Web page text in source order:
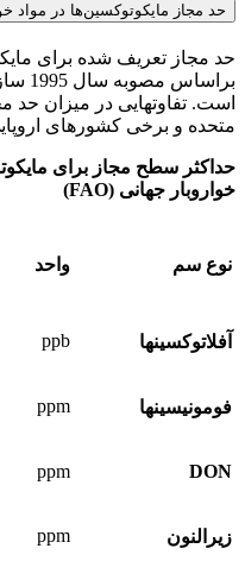
حد مجاز مایکوتوکسین‌ها در مواد
حد مجاز تعریف شده برای
است. تفاوت­هایی در میزان حد
متحده و برخی کشورهای
حداکثر سطح مجاز برای
خواروبار جهانی (FAO)
نوع سم واحد
آفلاتوکسین­ها ppb
فومونیسین­ها ppm
DON
ppm
زیرالنون ppm